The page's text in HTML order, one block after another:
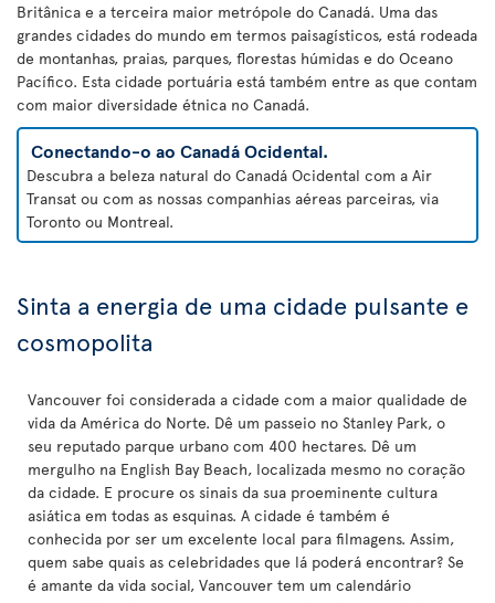
Britânica e a terceira maior metrópole do Canadá. Uma das
grandes cidades do mundo em termos paisagísticos, está rodeada
de montanhas, praias, parques, florestas húmidas e do Oceano
Pacífico. Esta cidade portuária está também entre as que contam
com maior diversidade étnica no Canadá.
Conectando-o ao Canadá Ocidental.
Descubra a beleza natural do Canadá Ocidental com a Air
Transat ou com as nossas companhias aéreas parceiras, via
Toronto ou Montreal.
Sinta a energia de uma cidade pulsante e
cosmopolita
Vancouver foi considerada a cidade com a maior qualidade de
vida da América do Norte. Dê um passeio no Stanley Park, o
seu reputado parque urbano com 400 hectares. Dê um
mergulho na English Bay Beach, localizada mesmo no coração
da cidade. E procure os sinais da sua proeminente cultura
asiática em todas as esquinas. A cidade é também é
conhecida por ser um excelente local para filmagens. Assim,
quem sabe quais as celebridades que lá poderá encontrar? Se
é amante da vida social, Vancouver tem um calendário